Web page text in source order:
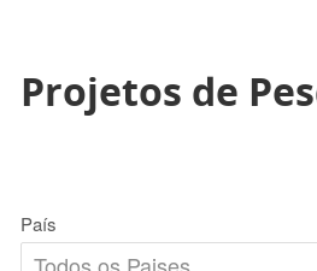
Projetos de
País